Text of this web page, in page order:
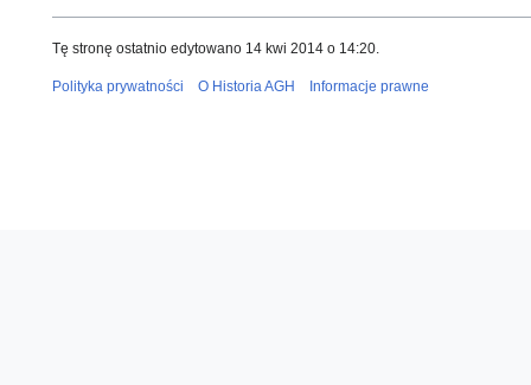
Tę stronę ostatnio edytowano 14 kwi 2014 o 14:20.
Polityka prywatności O Historia AGH Informacje prawne